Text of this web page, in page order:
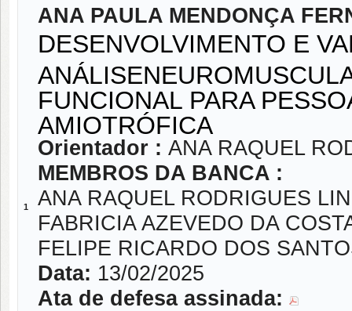
1
ANA PAULA MENDONÇA
DESENVOLVIMENTO E
FUNCIONAL PARA
AMIOTRÓFICA
Orientador : ANA RAQUEL
MEMBROS DA BANCA :
ANA RAQUEL RODRIGUES
FABRICIA AZEVEDO DA
FELIPE RICARDO DOS
Data: 13/02/2025
Ata de defesa assinada: